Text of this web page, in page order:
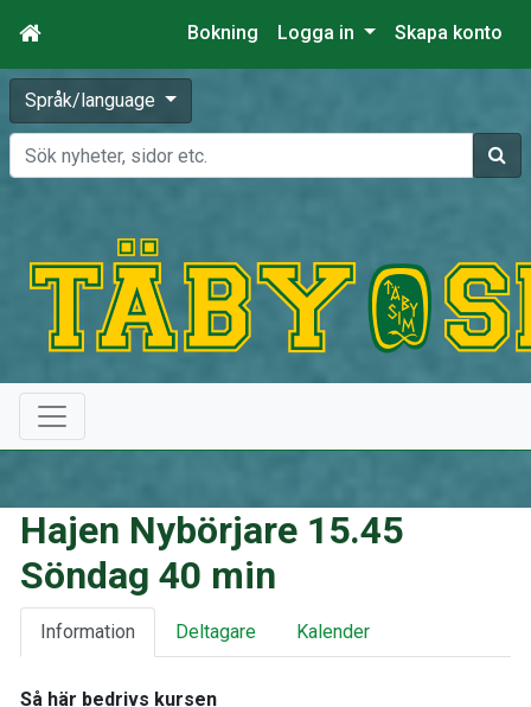
Bokning Logga in Skapa konto
Språk/language
Sök
Hajen Nybörjare 15.45
Söndag 40 min
Information Deltagare Kalender
Så här bedrivs kursen